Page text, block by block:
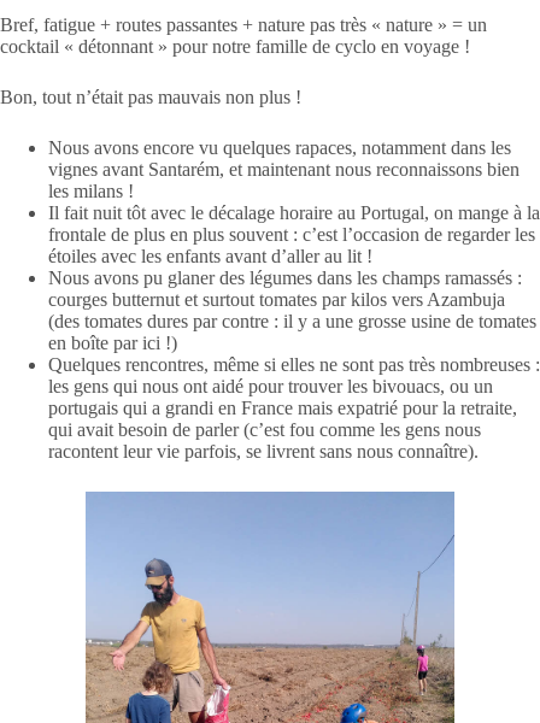
Bref, fatigue + routes passantes + nature pas très « nature » = un
cocktail « détonnant » pour notre famille de cyclo en voyage !
Bon, tout n’était pas mauvais non plus !
Nous avons encore vu quelques rapaces, notamment dans les
vignes avant Santarém, et maintenant nous reconnaissons bien
les milans !
Il fait nuit tôt avec le décalage horaire au Portugal, on mange à la
frontale de plus en plus souvent : c’est l’occasion de regarder les
étoiles avec les enfants avant d’aller au lit !
Nous avons pu glaner des légumes dans les champs ramassés :
courges butternut et surtout tomates par kilos vers Azambuja
(des tomates dures par contre : il y a une grosse usine de tomates
en boîte par ici !)
Quelques rencontres, même si elles ne sont pas très nombreuses :
les gens qui nous ont aidé pour trouver les bivouacs, ou un
portugais qui a grandi en France mais expatrié pour la retraite,
qui avait besoin de parler (c’est fou comme les gens nous
racontent leur vie parfois, se livrent sans nous connaître).